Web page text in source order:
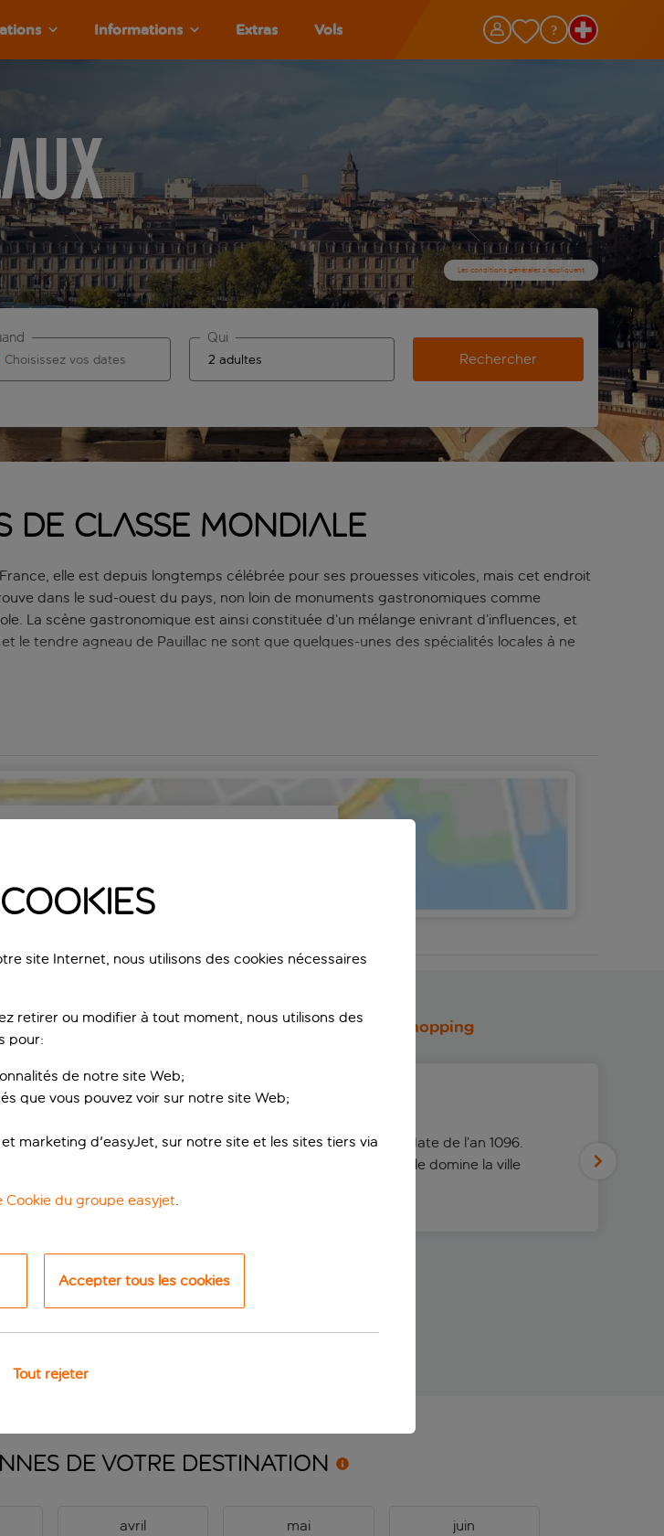
Informations Extras Vols
Les conditions générales s’appliquent
automatique sont disponibles pour l’aéroport d’origine, utilisez la touche de tabulation pour
Lorsque les résultats de la saisie automatique sont disponibles pour l’aéroport de
Choisissez vos dates
Qui
Rechercher
de classe mondiale
elle est depuis longtemps célébrée pour ses prouesses viticoles, mais cet endroit
dans le sud-ouest du pays, non loin de monuments gastronomiques comme
La scène gastronomique est ainsi constituée d’un mélange enivrant d’influences, et
le tendre agneau de Pauillac ne sont que quelques-unes des spécialités locales à ne
par la Garonne et ses rives sont dotées de l’une des plus belles architectures de
de randonnée et visiter les célèbres vignobles.
Restauration Vie nocturne Sites d’intérêt Shopping
Cathédrale Saint-André
Une partie de cette spectaculaire cathédrale date de l’an 1096.
Classée au patrimoine mondial de l’UNESCO, elle domine la ville
DE VOTRE DESTINATION
avril mai juin
COOKIES
site Internet, nous utilisons des cookies nécessaires
retirer ou modifier à tout moment, nous utilisons des
pour:
de notre site Web;
que vous pouvez voir sur notre site Web;
marketing d'easyJet, sur notre site et les sites tiers via
Cookie du groupe easyjet.
Accepter tous les cookies
Tout rejeter